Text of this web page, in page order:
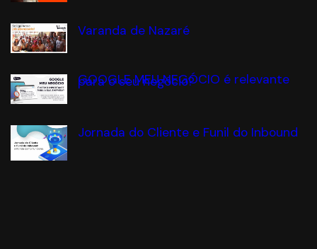
Varanda de Nazaré
GOOGLE MEU NEGÓCIO é relevante
para o seu negócio?
Jornada do Cliente e Funil do Inbound